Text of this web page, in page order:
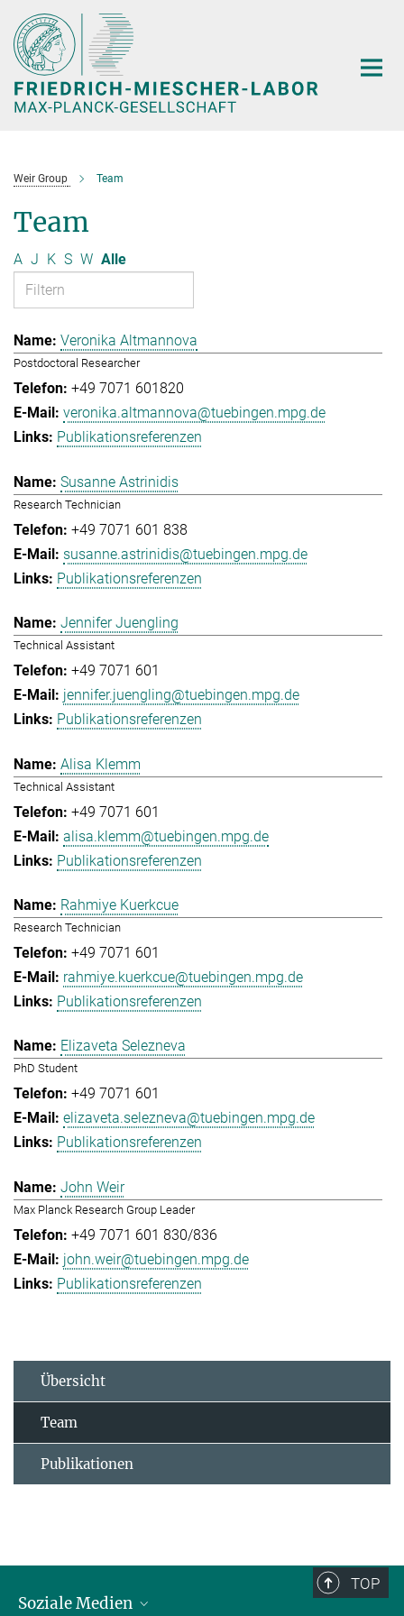
Hauptinhalt
Weir Group Team
Team
A J K S W Alle
Veronika Altmannova
Postdoctoral Researcher
+49 7071 601820
veronika.altmannova@tuebingen.mpg.de
Publikationsreferenzen
Susanne Astrinidis
Research Technician
+49 7071 601 838
susanne.astrinidis@tuebingen.mpg.de
Publikationsreferenzen
Jennifer Juengling
Technical Assistant
+49 7071 601
jennifer.juengling@tuebingen.mpg.de
Publikationsreferenzen
Alisa Klemm
Technical Assistant
+49 7071 601
alisa.klemm@tuebingen.mpg.de
Publikationsreferenzen
Rahmiye Kuerkcue
Research Technician
+49 7071 601
rahmiye.kuerkcue@tuebingen.mpg.de
Publikationsreferenzen
Elizaveta Selezneva
PhD Student
+49 7071 601
elizaveta.selezneva@tuebingen.mpg.de
Publikationsreferenzen
John Weir
Max Planck Research Group Leader
+49 7071 601 830/836
john.weir@tuebingen.mpg.de
Publikationsreferenzen
Übersicht
Team
Publikationen
TOP
Soziale Medien